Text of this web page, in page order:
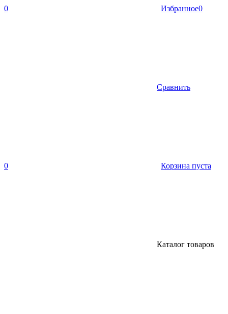
0 Избранное0
Сравнить
0 Корзина пуста
Каталог товаров